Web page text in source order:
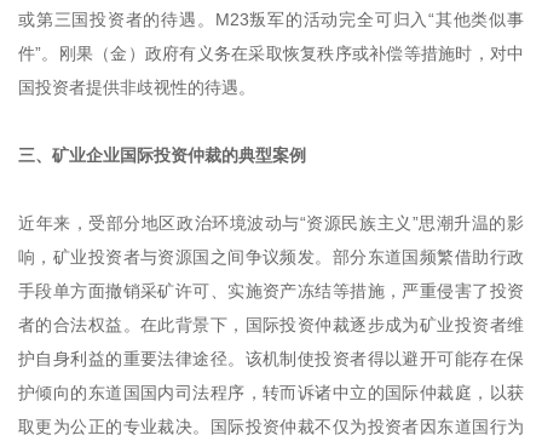
或第三国投资者的待遇。M23叛军的活动完全可归入“其他类似事
件”。刚果（金）政府有义务在采取恢复秩序或补偿等措施时，对中
国投资者提供非歧视性的待遇。
三、矿业企业国际投资仲裁的典型案例
近年来，受部分地区政治环境波动与“资源民族主义”思潮升温的影
响，矿业投资者与资源国之间争议频发。部分东道国频繁借助行政
手段单方面撤销采矿许可、实施资产冻结等措施，严重侵害了投资
者的合法权益。在此背景下，国际投资仲裁逐步成为矿业投资者维
护自身利益的重要法律途径。该机制使投资者得以避开可能存在保
护倾向的东道国国内司法程序，转而诉诸中立的国际仲裁庭，以获
取更为公正的专业裁决。国际投资仲裁不仅为投资者因东道国行为